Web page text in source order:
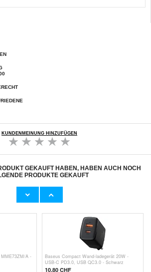
KUNDENMEINUNG HINZUFÜGEN
GEKAUFT HABEN, HABEN AUCH NOCH
PRODUKTE GEKAUFT
EP-
Samsung Super Fast USB-C Ladegerät EP-
17,40 CHF
A -
Baseus Compact Wand-ladegerät 20W -
USB-C PD3.0, USB QC3.0 - Schwarz
10,80 CHF